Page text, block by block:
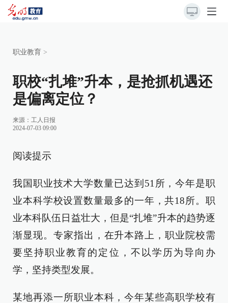
职业教育 >
职校“扎堆”升本，是抢抓机遇还
是偏离定位？
来源： 工人日报
2024-07-03 09:00
阅读提示
我国职业技术大学数量已达到51所，今年是职
业本科学校设置数量最多的一年，共18所。职
业本科队伍日益壮大，但是“扎堆”升本的趋势逐
渐显现。专家指出，在升本路上，职业院校需
要坚持职业教育的定位，不以学历为导向办
学，坚持类型发展。
某地再添一所职业本科，今年某些高职学校有